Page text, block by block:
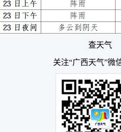
查天气
关注“广西天气”微